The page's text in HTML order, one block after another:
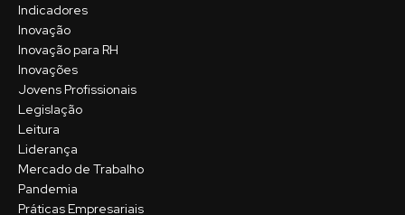
Indicadores
Inovação
Inovação para RH
Inovações
Jovens Profissionais
Legislação
Leitura
Liderança
Mercado de Trabalho
Pandemia
Práticas Empresariais